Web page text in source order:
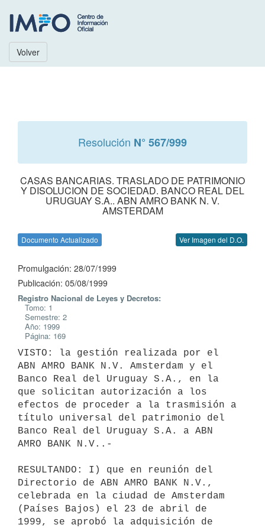
Volver
Resolución N° 567/999
CASAS BANCARIAS. TRASLADO DE PATRIMONIO
Y DISOLUCION DE SOCIEDAD. BANCO REAL DEL
URUGUAY S.A.. ABN AMRO BANK N. V.
AMSTERDAM
Documento Actualizado Ver Imagen del D.O.
Promulgación: 28/07/1999
Publicación: 05/08/1999
Registro Nacional de Leyes y Decretos:
Tomo: 1
Semestre: 2
Año: 1999
Página: 169
VISTO: la gestión realizada por el
ABN AMRO BANK N.V. Amsterdam y el
Banco Real del Uruguay S.A., en la
que solicitan autorización a los
efectos de proceder a la trasmisión a
título universal del patrimonio del
Banco Real del Uruguay S.A. a ABN
AMRO BANK N.V..-
RESULTANDO: I) que en reunión del
Directorio de ABN AMRO BANK N.V.,
celebrada en la ciudad de Amsterdam
(Países Bajos) el 23 de abril de
1999, se aprobó la adquisición de